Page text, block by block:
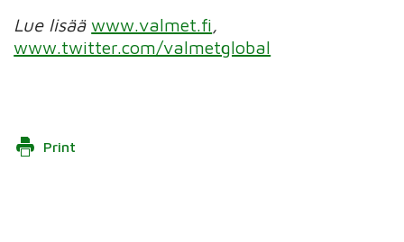
Lue lisääwww.valmet.fi,
www.twitter.com/valmetglobal
Print